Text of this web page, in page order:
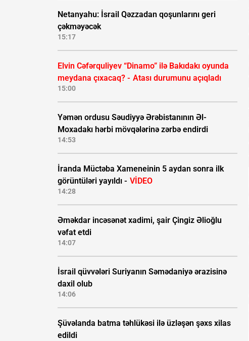
Netanyahu: İsrail Qəzzadan qoşunlarını geri
çəkməyəcək
15:17
Elvin Cəfərquliyev “Dinamo” ilə Bakıdakı oyunda
meydana çıxacaq? - Atası durumunu açıqladı
15:00
Yəmən ordusu Səudiyyə Ərəbistanının Əl-
Moxadakı hərbi mövqələrinə zərbə endirdi
14:53
İranda Müctəba Xameneinin 5 aydan sonra ilk
görüntüləri yayıldı - VİDEO
14:28
Əməkdar incəsənət xadimi, şair Çingiz Əlioğlu
vəfat etdi
14:07
İsrail qüvvələri Suriyanın Səmədaniyə ərazisinə
daxil olub
14:06
Şüvəlanda batma təhlükəsi ilə üzləşən şəxs xilas
edildi